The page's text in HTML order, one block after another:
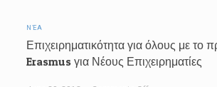
ΝΈΑ
Επιχειρηματικότητα για όλους με το
Erasmus για Νέους Επιχειρηματίες